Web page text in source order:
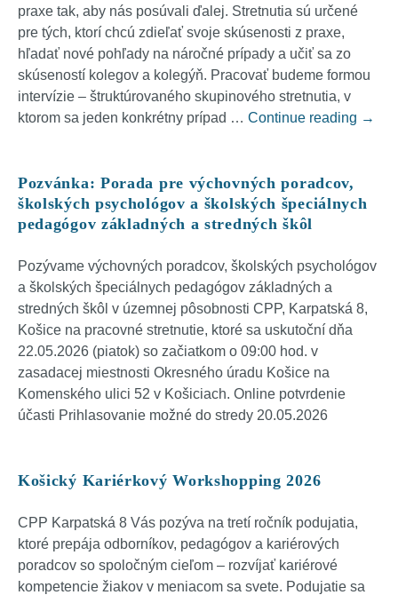
praxe tak, aby nás posúvali ďalej. Stretnutia sú určené
pre tých, ktorí chcú zdieľať svoje skúsenosti z praxe,
hľadať nové pohľady na náročné prípady a učiť sa zo
skúseností kolegov a kolegýň. Pracovať budeme formou
intervízie – štruktúrovaného skupinového stretnutia, v
ktorom sa jeden konkrétny prípad … Continue reading CPP
→
Pozvánka: Porada pre výchovných poradcov,
školských psychológov a školských špeciálnych
pedagógov základných a stredných škôl
Pozývame výchovných poradcov, školských psychológov
a školských špeciálnych pedagógov základných a
stredných škôl v územnej pôsobnosti CPP, Karpatská 8,
Košice na pracovné stretnutie, ktoré sa uskutoční dňa
22.05.2026 (piatok) so začiatkom o 09:00 hod. v
zasadacej miestnosti Okresného úradu Košice na
Komenského ulici 52 v Košiciach. Online potvrdenie
účasti Prihlasovanie možné do stredy 20.05.2026
Košický Kariérkový Workshopping 2026
CPP Karpatská 8 Vás pozýva na tretí ročník podujatia,
ktoré prepája odborníkov, pedagógov a kariérových
poradcov so spoločným cieľom – rozvíjať kariérové
kompetencie žiakov v meniacom sa svete. Podujatie sa